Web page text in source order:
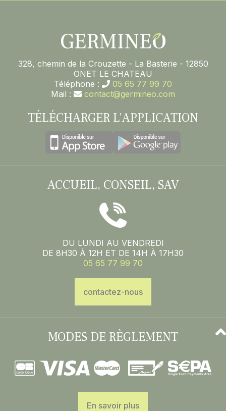
328, chemin de la Crouzette - La Basterie - 12850
ONET LE CHATEAU
Téléphone :
05 65 77 99 70
Mail :
contact@germineo.com
TÉLÉCHARGER L’APPLICATION
ACCUEIL, CONSEIL, SAV
DU LUNDI AU VENDREDI
DE 8H30 À 12H ET DE 14H À 17H30
05 65 77 99 70
contactez-nous
MODES DE RÈGLEMENT
En savoir plus